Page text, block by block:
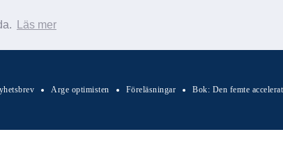
Läs mer
Arge optimisten Föreläsningar Bok: Den femte
Sök Warp News